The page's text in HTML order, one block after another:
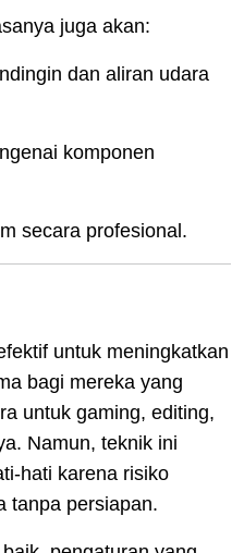
juga akan:
dan aliran udara
komponen
secara profesional.
untuk meningkatkan
bagi mereka yang
untuk gaming, editing,
Namun, teknik ini
hati karena risiko
tanpa persiapan.